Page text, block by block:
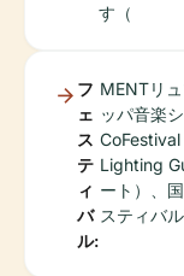
す（
フ
ェ
ス
テ
ィ
バ
ル:
MENTリ
ッパ音楽
CoFestival
Lighting
ート）、
スティバ